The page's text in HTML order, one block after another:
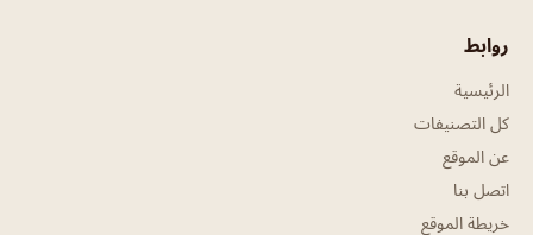
روابط
الرئيسية
كل التصنيفات
عن الموقع
اتصل بنا
خريطة الموقع